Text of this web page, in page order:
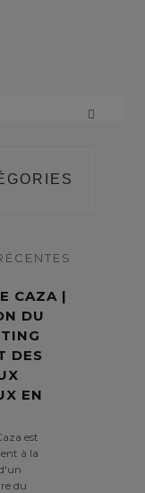
CAZA |
DU
DES
EN
est
à la
du